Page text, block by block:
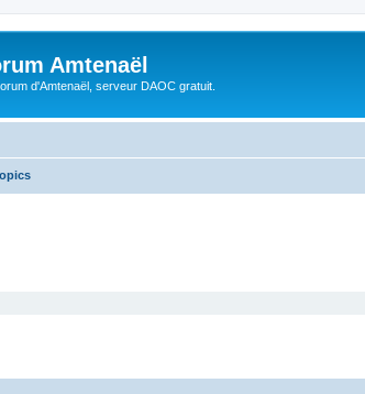
Amtenaël
d'Amtenaël, serveur DAOC gratuit.